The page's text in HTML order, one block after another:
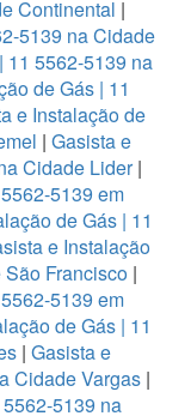
Continental |
5139 na Cidade
11 5562-5139 na
de Gás | 11
e Instalação de
| Gasista e
Cidade Lider|
5139 em
de Gás | 11
e Instalação
Francisco |
5139 em
de Gás | 11
| Gasista e
Cidade Vargas |
5139 na